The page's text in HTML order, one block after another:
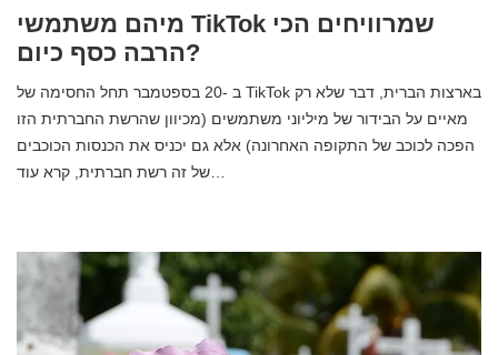
מיהם משתמשי TikTok שמרוויחים הכי
הרבה כסף כיום?
ב -20 בספטמבר תחל החסימה של TikTok בארצות הברית, דבר שלא רק
מאיים על הבידור של מיליוני משתמשים (מכיוון שהרשת החברתית הזו
הפכה לכוכב של התקופה האחרונה) אלא גם יכניס את הכנסות הכוכבים